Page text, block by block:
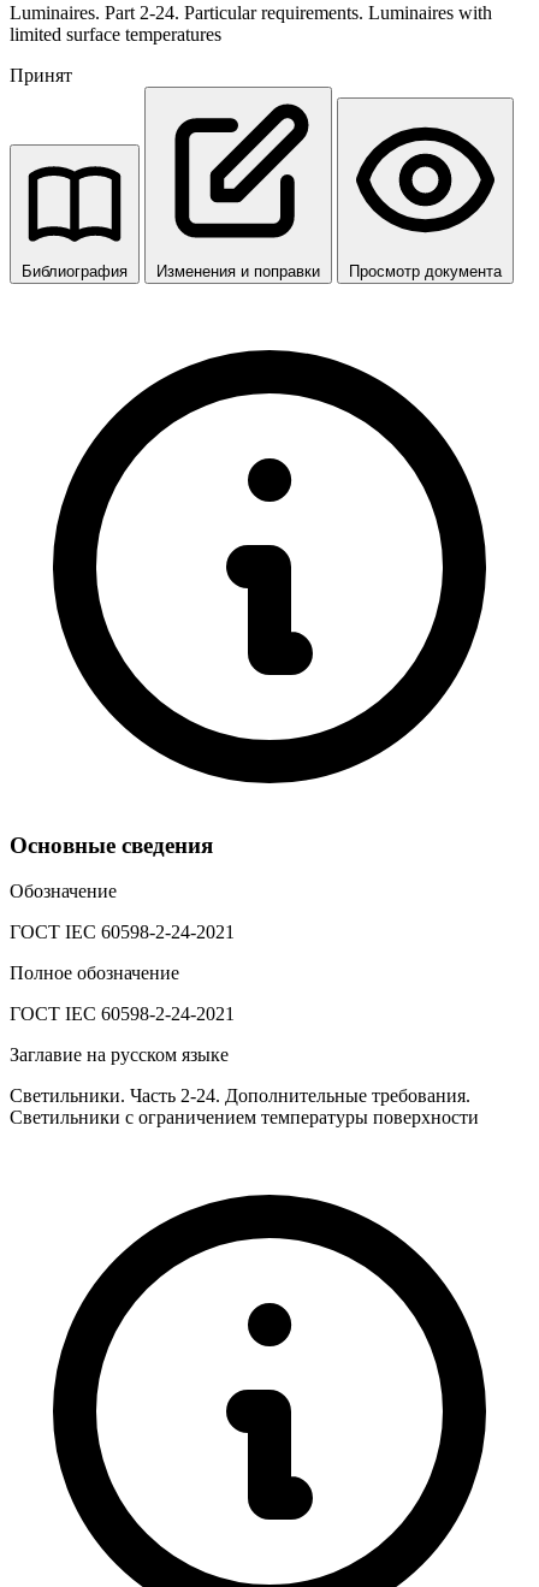
Luminaires. Part 2-24. Particular requirements. Luminaires with
limited surface temperatures
Принят
Библиография Изменения и поправки Просмотр документа
Основные сведения
Обозначение
ГОСТ IEC 60598-2-24-2021
Полное обозначение
ГОСТ IEC 60598-2-24-2021
Заглавие на русском языке
Светильники. Часть 2-24. Дополнительные требования.
Светильники с ограничением температуры поверхности